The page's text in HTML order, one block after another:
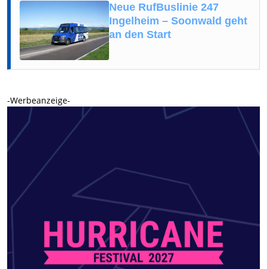
Neue RufBuslinie 247
Ingelheim – Soonwald geht
an den Start
-Werbeanzeige-